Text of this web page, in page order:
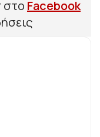
στο Facebook